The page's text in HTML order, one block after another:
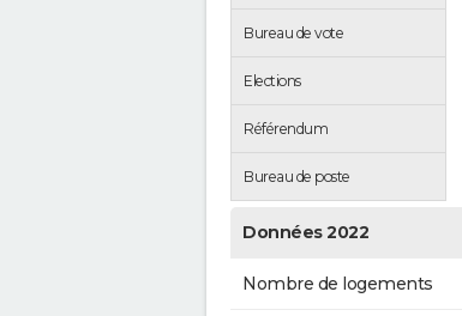
Bureau de vote
Elections
Référendum
Bureau de poste
Données 2022
Nombre de logements